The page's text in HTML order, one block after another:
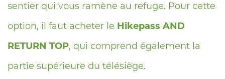
sentier qui vous ramène au refuge. Pour cette
option, il faut acheter le Hikepass AND
RETURN TOP, qui comprend également la
partie supérieure du télésiège.